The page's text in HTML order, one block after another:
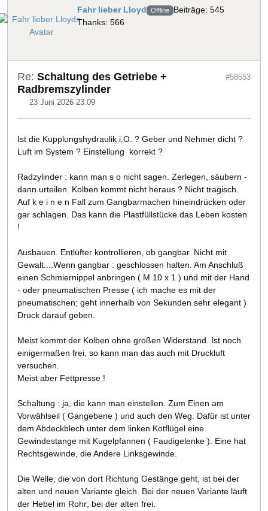
Fahr lieber Lloyd Offline Beiträge: 545
Thanks: 566
Re: Schaltung des Getriebe +
Radbremszylinder
23 Juni 2026 23:09
#58553
Ist die Kupplungshydraulik i.O. ? Geber und Nehmer dicht ?
Luft im System ? Einstellung korrekt ?
Radzylinder : kann man s o nicht sagen. Zerlegen, säubern -
dann urteilen. Kolben kommt nicht heraus ? Nicht tragisch.
Auf k e i n e n Fall zum Gangbarmachen hineindrücken oder
gar schlagen. Das kann die Plastfüllstücke das Leben kosten
!
Ausbauen. Entlüfter kontrollieren, ob gangbar. Nicht mit
Gewalt....Wenn gangbar : geschlossen halten. Am Anschluß
einen Schmiernippel anbringen ( M 10 x 1 ) und mit der Hand
- oder pneumatischen Presse ( ich mache es mit der
pneumatischen; geht innerhalb von Sekunden sehr elegant )
Druck darauf geben.
Meist kommt der Kolben ohne großen Widerstand. Ist noch
einigermaßen frei, so kann man das auch mit Druckluft
versuchen.
Meist aber Fettpresse !
Schaltung : ja, die kann man einstellen. Zum Einen am
Vorwählseil ( Gangebene ) und auch den Weg. Dafür ist unter
dem Abdeckblech unter dem linken Kotflügel eine
Gewindestange mit Kugelpfannen ( Faudigelenke ). Eine hat
Rechtsgewinde, die Andere Linksgewinde.
Die Welle, die von dort Richtung Gestänge geht, ist bei der
alten und neuen Variante gleich. Bei der neuen Variante läuft
der Hebel im Rohr; bei der alten frei.